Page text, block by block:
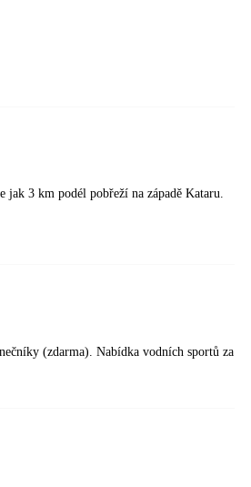
3 km podél pobřeží na západě Kataru.
(zdarma). Nabídka vodních sportů za